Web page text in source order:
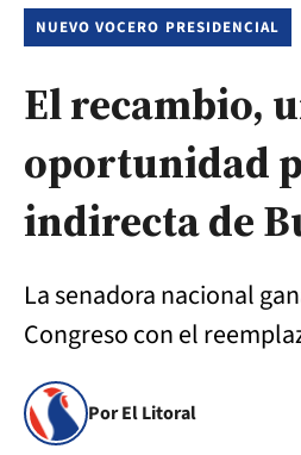
NUEVO VOCERO PRESIDENCIAL
El recambio,
oportunidad
indirecta de
La senadora nacional
Congreso con el
Por El Litoral